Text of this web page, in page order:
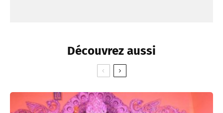
Découvrez aussi